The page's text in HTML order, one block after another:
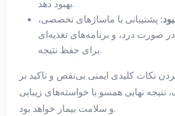
بهبود دهد.
پشتیبانی با ماساژهای تخصصی،
درد، و برنامه‌های تغذیه‌ای
برای حفظ نتیجه.
نکات کلیدی ایمنی بی‌نقص و تاکید بر
نتیجه نهایی همسو با خواسته‌های زیبایی
و سلامت بیمار خواهد بود.